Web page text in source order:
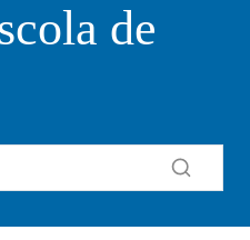
de